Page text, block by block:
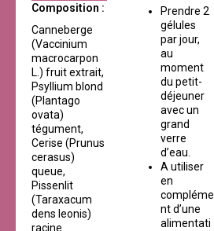
Composition :
Canneberge
(Vaccinium
macrocarpon
L.) fruit extrait,
Psyllium blond
(Plantago
ovata)
tégument,
Cerise (Prunus
cerasus)
queue,
Pissenlit
(Taraxacum
dens leonis)
racine.
Prendre 2
gélules
par jour,
au
moment
du petit-
déjeuner
avec un
grand
verre
d’eau.
A utiliser
en
compléme
nt d’une
alimentati